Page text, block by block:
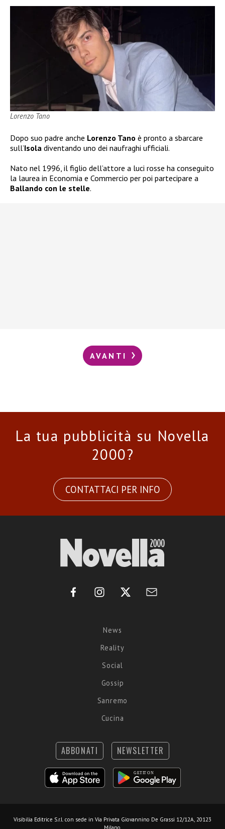
Lorenzo Tano
Dopo suo padre anche Lorenzo Tano è pronto a sbarcare
sull’Isola diventando uno dei naufraghi ufficiali.
Nato nel 1996, il figlio dell’attore a luci rosse ha conseguito
la laurea in Economia e Commercio per poi partecipare a
Ballando con le stelle.
AVANTI
La tua pubblicità su Novella
2000?
CONTATTACI PER INFO
News
Reality
Social
Gossip
Sanremo
Cucina
ABBONATI NEWSLETTER
Visibilia Editrice S.r.l. con sede in Via Privata Giovannino De Grassi 12/12A, 20123
Milano.